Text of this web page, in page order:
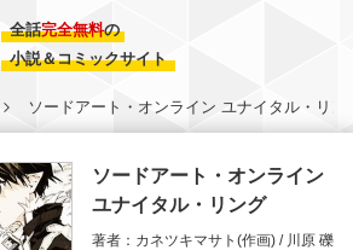
全話完全無料の
小説＆コミックサイト
ソードアート・オンライン ユナイタル・リン
ソードアート・オンライン
ユナイタル・リング
著者：カネツキマサト(作画) / 川原 礫